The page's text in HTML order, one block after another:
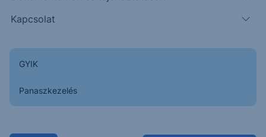
Kapcsolat
GYIK
Panaszkezelés
fizikai és gazdasági korlátai vannak.
gyökerekből a levelekhez történő vízszállítás